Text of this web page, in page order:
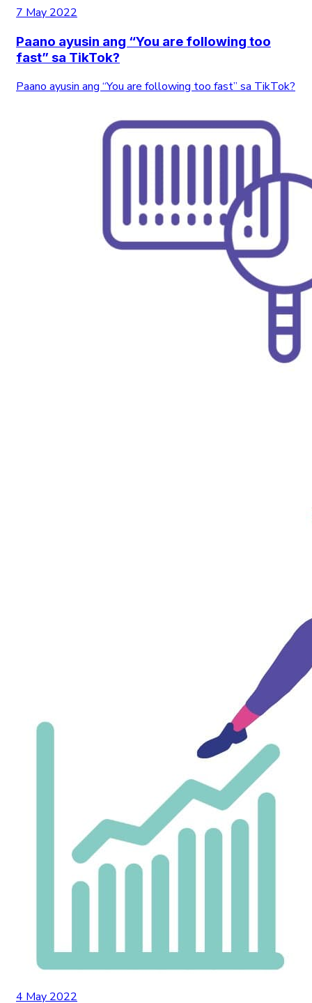
7 May 2022
Paano ayusin ang “You are following too
fast” sa TikTok?
Paano ayusin ang “You are following too fast” sa TikTok?
4 May 2022